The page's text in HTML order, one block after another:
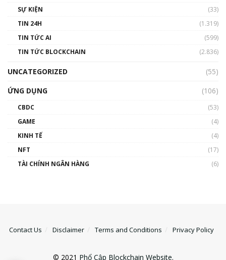
SỰ KIỆN
(33)
TIN 24H
(1.319)
TIN TỨC AI
(599)
TIN TỨC BLOCKCHAIN
(2.836)
UNCATEGORIZED
(55)
ỨNG DỤNG
(106)
CBDC
(53)
GAME
(4)
KINH TẾ
(4)
NFT
(17)
TÀI CHÍNH NGÂN HÀNG
(6)
Contact Us Disclaimer Terms and Conditions Privacy Policy
© 2021 Phổ Cập Blockchain Website.